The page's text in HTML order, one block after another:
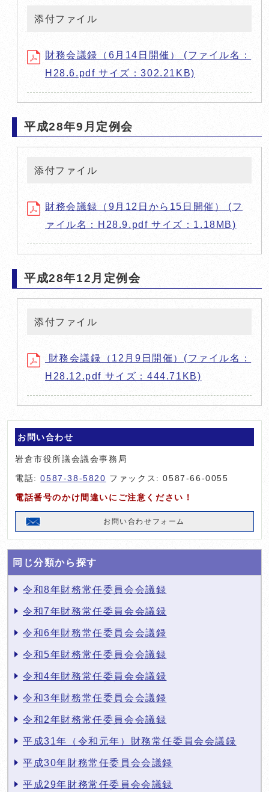
添付ファイル
財務会議録（6月14日開催） (ファイル名：
H28.6.pdf サイズ：302.21KB)
平成28年9月定例会
添付ファイル
財務会議録（9月12日から15日開催） (フ
ァイル名：H28.9.pdf サイズ：1.18MB)
平成28年12月定例会
添付ファイル
財務会議録（12月9日開催）(ファイル名：
H28.12.pdf サイズ：444.71KB)
お問い合わせ
岩倉市役所議会議会事務局
電話:0587-38-5820 ファックス: 0587-66-0055
電話番号のかけ間違いにご注意ください！
お問い合わせフォーム
同じ分類から探す
令和8年財務常任委員会会議録
令和7年財務常任委員会会議録
令和6年財務常任委員会会議録
令和5年財務常任委員会会議録
令和4年財務常任委員会会議録
令和3年財務常任委員会会議録
令和2年財務常任委員会会議録
平成31年（令和元年）財務常任委員会会議録
平成30年財務常任委員会会議録
平成29年財務常任委員会会議録